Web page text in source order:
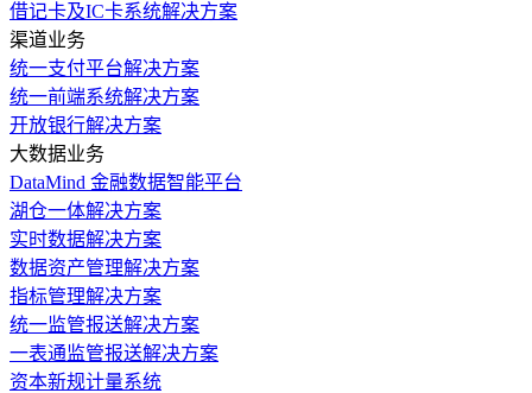
借记卡及IC卡系统解决方案
渠道业务
统一支付平台解决方案
统一前端系统解决方案
开放银行解决方案
大数据业务
DataMind 金融数据智能平台
湖仓一体解决方案
实时数据解决方案
数据资产管理解决方案
指标管理解决方案
统一监管报送解决方案
一表通监管报送解决方案
资本新规计量系统